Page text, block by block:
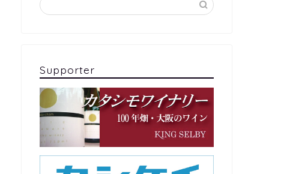
Neighbor
【5/18】「伝統と未来をつなぐ本気
で遊ぶ八尾の大人たち」やおうえる
Supporter